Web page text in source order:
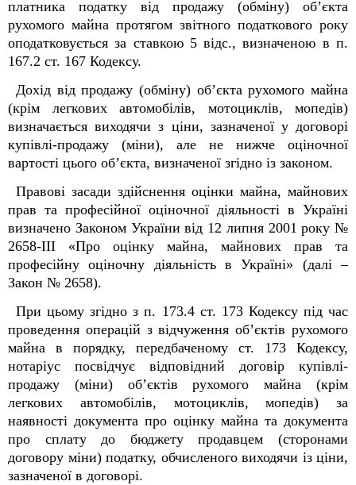
платника податку від продажу (обміну) об’єкта
рухомого майна протягом звітного податкового року
оподатковується за ставкою 5 відс., визначеною в п.
167.2 ст. 167 Кодексу.
Дохід від продажу (обміну) об’єкта рухомого майна
(крім легкових автомобілів, мотоциклів, мопедів)
визначається виходячи з ціни, зазначеної у договорі
купівлі-продажу (міни), але не нижче оціночної
вартості цього об’єкта, визначеної згідно із законом.
Правові засади здійснення оцінки майна, майнових
прав та професійної оціночної діяльності в Україні
визначено Законом України від 12 липня 2001 року №
2658-III «Про оцінку майна, майнових прав та
професійну оціночну діяльність в Україні» (далі –
Закон № 2658).
При цьому згідно з п. 173.4 ст. 173 Кодексу під час
проведення операцій з відчуження об’єктів рухомого
майна в порядку, передбаченому ст. 173 Кодексу,
нотаріус посвідчує відповідний договір купівлі-
продажу (міни) об’єктів рухомого майна (крім
легкових автомобілів, мотоциклів, мопедів) за
наявності документа про оцінку майна та документа
про сплату до бюджету продавцем (сторонами
договору міни) податку, обчисленого виходячи із ціни,
зазначеної в договорі.